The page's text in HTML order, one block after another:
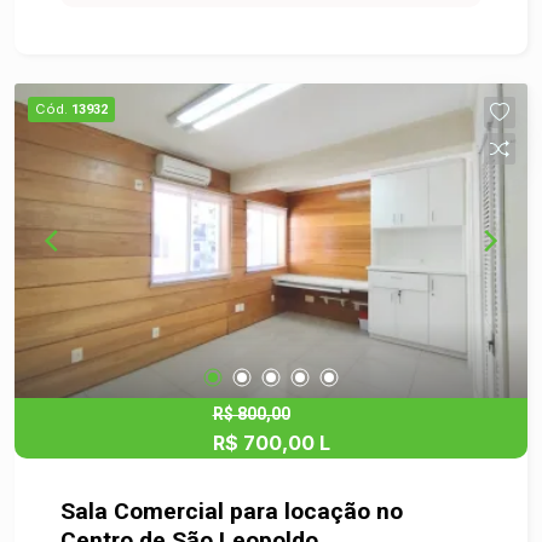
consultórios, estética, atendimentos
profissionais e muito mais. Uma localização que
valoriza o seu negócio e facilita o acesso de
clientes e colaboradores. Venha conhecer e
garanta o novo endereço do seu negócio!
Cód. 13932
R$ 800,00
R$ 700,00 L
Sala Comercial para locação no